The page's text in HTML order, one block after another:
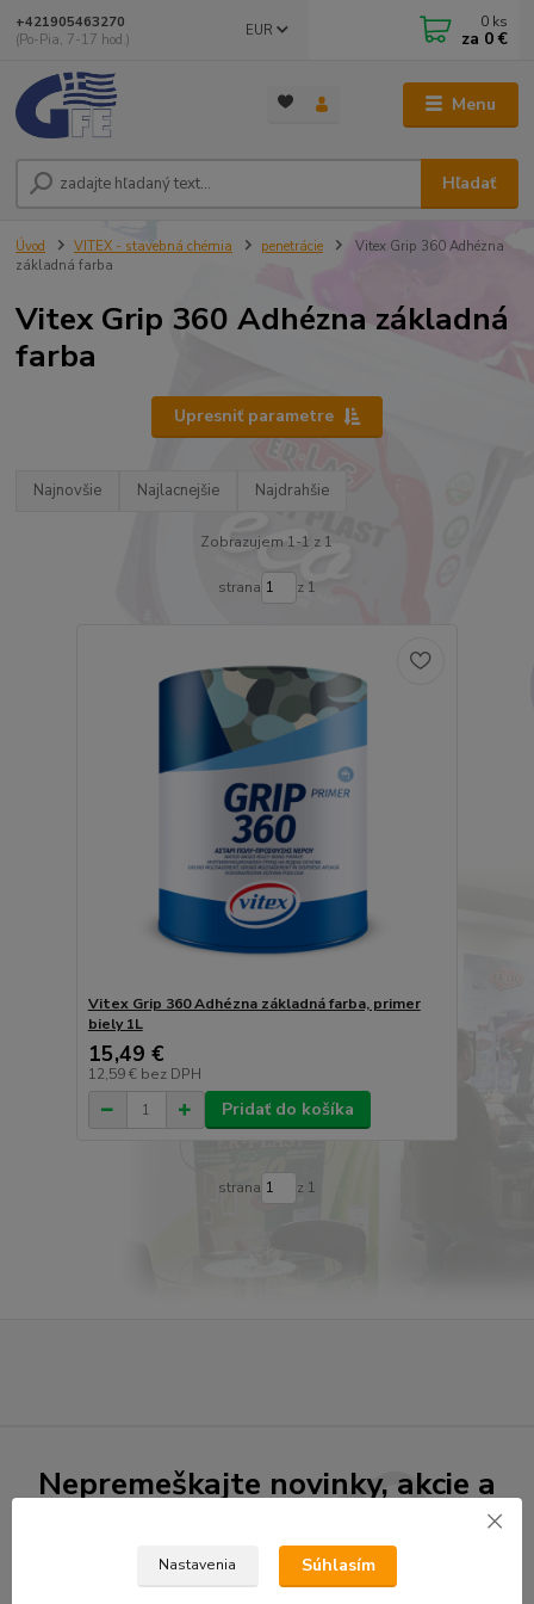
Menu
EUR
Hľadať
+421905463270
(Po-Pia, 7-17 hod.)
0 ks
za 0 €
Úvod VITEX - stavebná chémia penetrácie
Vitex Grip 360 Adhézna
základná farba
Vitex Grip 360 Adhézna základná
farba
Upresniť parametre
Najnovšie Najlacnejšie Najdrahšie
Zobrazujem 1-1 z 1
strana z 1
Vitex Grip 360 Adhézna základná farba, primer
biely 1L
15,49 €
12,59 € bez DPH
Pridať do košíka
strana z 1
Nepremeškajte novinky, akcie a
Nastavenia Súhlasím